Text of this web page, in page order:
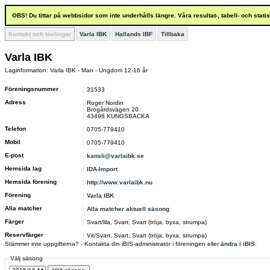
OBS! Du tittar på webbsidor som inte underhålls längre. Våra resultat-, tabell- och
Kontakt och tävlingar Varla IBK Hallands IBF Tillbaka
Varla IBK
Laginformation: Varla IBK - Man - Ungdom 12-16 år
Föreningsnummer
31533
Adress
Roger Nordin
Brogårdsvägen 20
43498 KUNGSBACKA
Telefon
0705-779410
Mobil
0705-779410
E-post
kansli@varlaibk.se
Hemsida lag
IDA-Import
Hemsida förening
http://www.varlaibk.nu
Förening
Varla IBK
Alla matcher
Alla matcher aktuell säsong
Färger
Svart/lila, Svart, Svart (tröja, byxa, strumpa)
Reservfärger
Vit/Svart, Svart, Svart (tröja, byxa, strumpa)
Stämmer inte uppgifterna? - Kontakta din iBIS-administratör i föreningen ellerändra i iBIS
Välj säsong